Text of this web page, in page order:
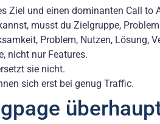
Ziel und einen dominanten Call to
musst du Zielgruppe,
Problem, Nutzen, Lösung,
nicht nur Features.
sie nicht.
sich erst bei genug Traffic.